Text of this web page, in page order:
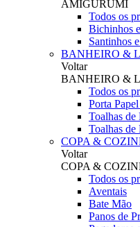
AMIGURUMI
Todos os
Bichinhos
Santinhos
BANHEIRO &
Voltar
BANHEIRO &
Todos os
Porta
Toalhas de
Toalhas de
COPA &
Voltar
COPA &
Todos os
Aventais
Bate Mão
Panos de